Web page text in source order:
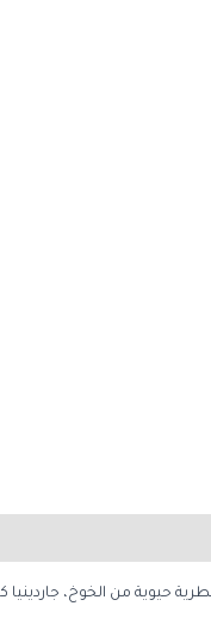
حيوية من الخوخ، جاردينيا